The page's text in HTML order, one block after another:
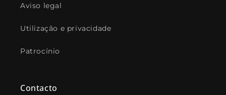
Aviso legal
Utilização e privacidade
Patrocínio
Contacto